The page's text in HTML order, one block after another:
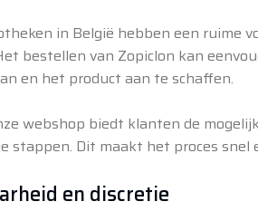
in België hebben een ruime
bestellen van Zopiclon kan
en het product aan te schaffen.
webshop biedt klanten de
stappen. Dit maakt het proces
en discretie